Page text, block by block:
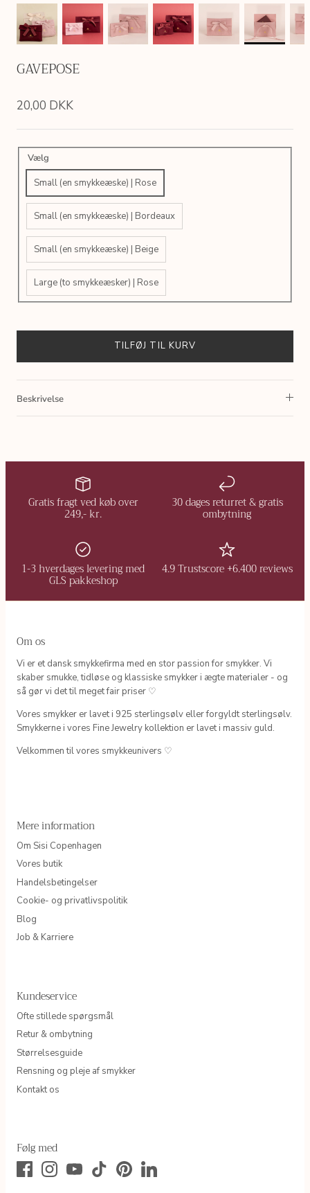
GAVEPOSE
20,00 DKK
Vælg
Small (en smykkeæske) | Rose
Small (en smykkeæske) | Bordeaux
Small (en smykkeæske) | Beige
Large (to smykkeæsker) | Rose
TILFØJ TIL KURV
Beskrivelse
Gratis fragt ved køb over
249,- kr.
30 dages returret & gratis
ombytning
1-3 hverdages levering med
GLS pakkeshop
4.9 Trustscore +6.400 reviews
Om os
Vi er et dansk smykkefirma med en stor passion for smykker. Vi
skaber smukke, tidløse og klassiske smykker i ægte materialer - og
så gør vi det til meget fair priser ♡
Vores smykker er lavet i 925 sterlingsølv eller forgyldt sterlingsølv.
Smykkerne i vores Fine Jewelry kollektion er lavet i massiv guld.
Velkommen til vores smykkeunivers ♡
Mere information
Om Sisi Copenhagen
Vores butik
Handelsbetingelser
Cookie- og privatlivspolitik
Blog
Job & Karriere
Kundeservice
Ofte stillede spørgsmål
Retur & ombytning
Størrelsesguide
Rensning og pleje af smykker
Kontakt os
Følg med